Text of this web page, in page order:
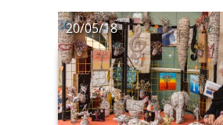
20/05/18